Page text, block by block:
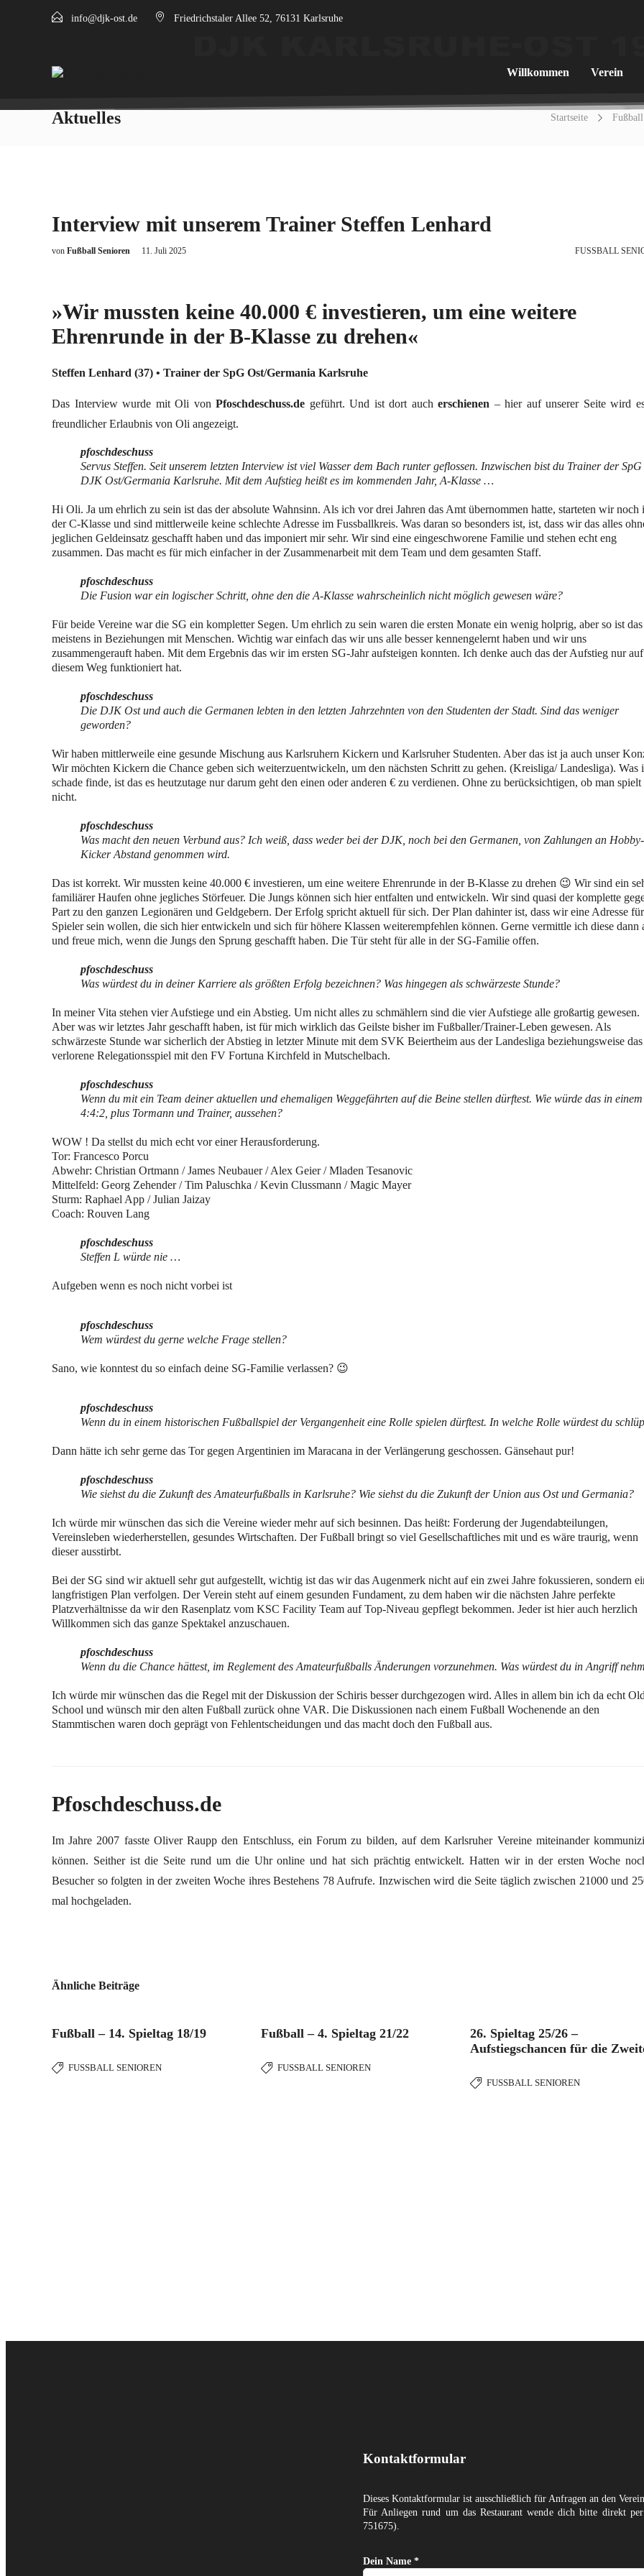
info@djk-ost.de Friedrichstaler Allee 52, 76131 Karlsruhe
Willkommen Verein
Aktuelles Startseite
Interview mit unserem Trainer Steffen Lenhard
von Fußball Senioren 11. Juli 2025 FUSSBALL
»Wir mussten keine 40.000 € investieren, um eine weitere
Ehrenrunde in der B-Klasse zu drehen«
Steffen Lenhard (37) • Trainer der SpG Ost/Germania Karlsruhe
Das Interview wurde mit Oli von Pfoschdeschuss.de geführt. Und ist dort auch erschienen – hier auf unserer Seite wird
freundlicher Erlaubnis von Oli angezeigt.
pfoschdeschuss
Servus Steffen. Seit unserem letzten Interview ist viel Wasser dem Bach runter geflossen. Inzwischen bist du Trainer der SpG
DJK Ost/Germania Karlsruhe. Mit dem Aufstieg heißt es im kommenden Jahr, A-Klasse …
Hi Oli. Ja um ehrlich zu sein ist das der absolute Wahnsinn. Als ich vor drei Jahren das Amt übernommen hatte, starteten wir noch
der C-Klasse und sind mittlerweile keine schlechte Adresse im Fussballkreis. Was daran so besonders ist, ist, dass wir das alles
jeglichen Geldeinsatz geschafft haben und das imponiert mir sehr. Wir sind eine eingeschworene Familie und stehen echt eng
zusammen. Das macht es für mich einfacher in der Zusammenarbeit mit dem Team und dem gesamten Staff.
pfoschdeschuss
Die Fusion war ein logischer Schritt, ohne den die A-Klasse wahrscheinlich nicht möglich gewesen wäre?
Für beide Vereine war die SG ein kompletter Segen. Um ehrlich zu sein waren die ersten Monate ein wenig holprig, aber so ist das
meistens in Beziehungen mit Menschen. Wichtig war einfach das wir uns alle besser kennengelernt haben und wir uns
zusammengerauft haben. Mit dem Ergebnis das wir im ersten SG-Jahr aufsteigen konnten. Ich denke auch das der Aufstieg nur auf
diesem Weg funktioniert hat.
pfoschdeschuss
Die DJK Ost und auch die Germanen lebten in den letzten Jahrzehnten von den Studenten der Stadt. Sind das weniger
geworden?
Wir haben mittlerweile eine gesunde Mischung aus Karlsruhern Kickern und Karlsruher Studenten. Aber das ist ja auch unser
Wir möchten Kickern die Chance geben sich weiterzuentwickeln, um den nächsten Schritt zu gehen. (Kreisliga/ Landesliga). Was
schade finde, ist das es heutzutage nur darum geht den einen oder anderen € zu verdienen. Ohne zu berücksichtigen, ob man spielt
nicht.
pfoschdeschuss
Was macht den neuen Verbund aus? Ich weiß, dass weder bei der DJK, noch bei den Germanen, von Zahlungen an Hobby-
Kicker Abstand genommen wird.
Das ist korrekt. Wir mussten keine 40.000 € investieren, um eine weitere Ehrenrunde in der B-Klasse zu drehen 😉 Wir sind ein
familiärer Haufen ohne jegliches Störfeuer. Die Jungs können sich hier entfalten und entwickeln. Wir sind quasi der komplette
Part zu den ganzen Legionären und Geldgebern. Der Erfolg spricht aktuell für sich. Der Plan dahinter ist, dass wir eine Adresse für
Spieler sein wollen, die sich hier entwickeln und sich für höhere Klassen weiterempfehlen können. Gerne vermittle ich diese dann
und freue mich, wenn die Jungs den Sprung geschafft haben. Die Tür steht für alle in der SG-Familie offen.
pfoschdeschuss
Was würdest du in deiner Karriere als größten Erfolg bezeichnen? Was hingegen als schwärzeste Stunde?
In meiner Vita stehen vier Aufstiege und ein Abstieg. Um nicht alles zu schmählern sind die vier Aufstiege alle großartig gewesen.
Aber was wir letztes Jahr geschafft haben, ist für mich wirklich das Geilste bisher im Fußballer/Trainer-Leben gewesen. Als
schwärzeste Stunde war sicherlich der Abstieg in letzter Minute mit dem SVK Beiertheim aus der Landesliga beziehungsweise das
verlorene Relegationsspiel mit den FV Fortuna Kirchfeld in Mutschelbach.
pfoschdeschuss
Wenn du mit ein Team deiner aktuellen und ehemaligen Weggefährten auf die Beine stellen dürftest. Wie würde das in einem
4:4:2, plus Tormann und Trainer, aussehen?
WOW ! Da stellst du mich echt vor einer Herausforderung.
Tor: Francesco Porcu
Abwehr: Christian Ortmann / James Neubauer / Alex Geier / Mladen Tesanovic
Mittelfeld: Georg Zehender / Tim Paluschka / Kevin Clussmann / Magic Mayer
Sturm: Raphael App / Julian Jaizay
Coach: Rouven Lang
pfoschdeschuss
Steffen L würde nie …
Aufgeben wenn es noch nicht vorbei ist
pfoschdeschuss
Wem würdest du gerne welche Frage stellen?
Sano, wie konntest du so einfach deine SG-Familie verlassen? 😉
pfoschdeschuss
Wenn du in einem historischen Fußballspiel der Vergangenheit eine Rolle spielen dürftest. In welche Rolle würdest du
Dann hätte ich sehr gerne das Tor gegen Argentinien im Maracana in der Verlängerung geschossen. Gänsehaut pur!
pfoschdeschuss
Wie siehst du die Zukunft des Amateurfußballs in Karlsruhe? Wie siehst du die Zukunft der Union aus Ost und Germania?
Ich würde mir wünschen das sich die Vereine wieder mehr auf sich besinnen. Das heißt: Forderung der Jugendabteilungen,
Vereinsleben wiederherstellen, gesundes Wirtschaften. Der Fußball bringt so viel Gesellschaftliches mit und es wäre traurig, wenn
dieser ausstirbt.
Bei der SG sind wir aktuell sehr gut aufgestellt, wichtig ist das wir das Augenmerk nicht auf ein zwei Jahre fokussieren, sondern
langfristigen Plan verfolgen. Der Verein steht auf einem gesunden Fundament, zu dem haben wir die nächsten Jahre perfekte
Platzverhältnisse da wir den Rasenplatz vom KSC Facility Team auf Top-Niveau gepflegt bekommen. Jeder ist hier auch herzlich
Willkommen sich das ganze Spektakel anzuschauen.
pfoschdeschuss
Wenn du die Chance hättest, im Reglement des Amateurfußballs Änderungen vorzunehmen. Was würdest du in Angriff
Ich würde mir wünschen das die Regel mit der Diskussion der Schiris besser durchgezogen wird. Alles in allem bin ich da echt
School und wünsch mir den alten Fußball zurück ohne VAR. Die Diskussionen nach einem Fußball Wochenende an den
Stammtischen waren doch geprägt von Fehlentscheidungen und das macht doch den Fußball aus.
Pfoschdeschuss.de
Im Jahre 2007 fasste Oliver Raupp den Entschluss, ein Forum zu bilden, auf dem Karlsruher Vereine miteinander
können. Seither ist die Seite rund um die Uhr online und hat sich prächtig entwickelt. Hatten wir in der ersten Woche
Besucher so folgten in der zweiten Woche ihres Bestehens 78 Aufrufe. Inzwischen wird die Seite täglich zwischen 21000 und
mal hochgeladen.
Ähnliche Beiträge
Fußball – 14. Spieltag 18/19
FUSSBALL SENIOREN
Fußball – 4. Spieltag 21/22
FUSSBALL SENIOREN
26. Spieltag 25/26 –
Aufstiegschancen für die
FUSSBALL SENIOREN
Kontaktformular
Dieses Kontaktformular ist ausschließlich für Anfragen an den Verein
Für Anliegen rund um das Restaurant wende dich bitte direkt
751675).
Dein Name *